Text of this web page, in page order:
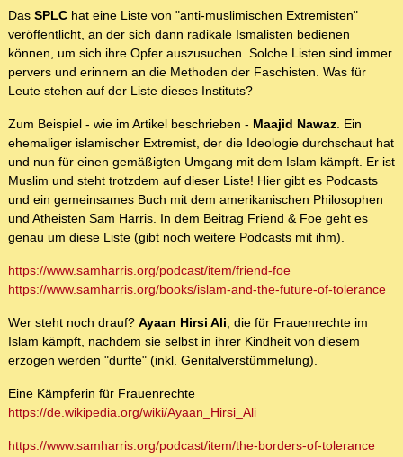
Das SPLC hat eine Liste von "anti-muslimischen Extremisten"
veröffentlicht, an der sich dann radikale Ismalisten bedienen
können, um sich ihre Opfer auszusuchen. Solche Listen sind immer
pervers und erinnern an die Methoden der Faschisten. Was für
Leute stehen auf der Liste dieses Instituts?
Zum Beispiel - wie im Artikel beschrieben - Maajid Nawaz. Ein
ehemaliger islamischer Extremist, der die Ideologie durchschaut hat
und nun für einen gemäßigten Umgang mit dem Islam kämpft. Er ist
Muslim und steht trotzdem auf dieser Liste! Hier gibt es Podcasts
und ein gemeinsames Buch mit dem amerikanischen Philosophen
und Atheisten Sam Harris. In dem Beitrag Friend & Foe geht es
genau um diese Liste (gibt noch weitere Podcasts mit ihm).
https://www.samharris.org/podcast/item/friend-foe
https://www.samharris.org/books/islam-and-the-future-of-tolerance
Wer steht noch drauf? Ayaan Hirsi Ali, die für Frauenrechte im
Islam kämpft, nachdem sie selbst in ihrer Kindheit von diesem
erzogen werden "durfte" (inkl. Genitalverstümmelung).
Eine Kämpferin für Frauenrechte
https://de.wikipedia.org/wiki/Ayaan_Hirsi_Ali
https://www.samharris.org/podcast/item/the-borders-of-tolerance